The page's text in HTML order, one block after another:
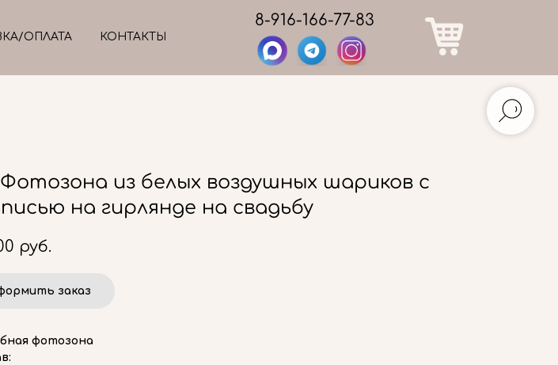
8-916-166-77-83
ОПЛАТА КОНТАКТЫ
Фотозона из белых воздушных шариков с
на гирлянде на свадьбу
руб.
заказ
фотозона